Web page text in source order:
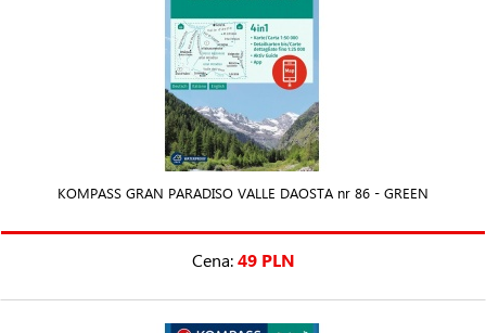
KOMPASS GRAN PARADISO VALLE DAOSTA nr 86 - GREEN
Cena:49 PLN